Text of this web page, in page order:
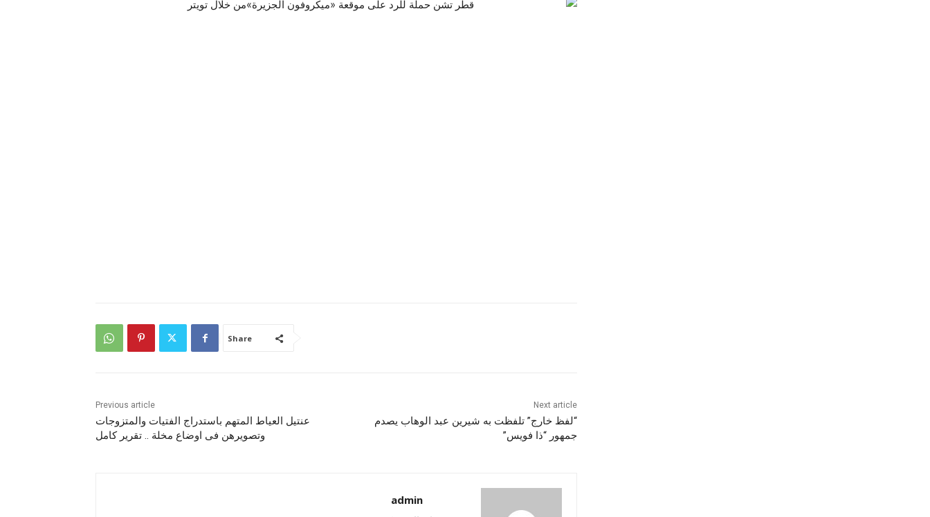
Share
Previous article
عنتيل العياط المتهم باستدراج الفتيات والمتزوجات
وتصويرهن فى اوضاع مخلة .. تقرير كامل
Next article
“لفظ خارج” تلفظت به شيرين عبد الوهاب يصدم
جمهور “ذا فويس”
admin